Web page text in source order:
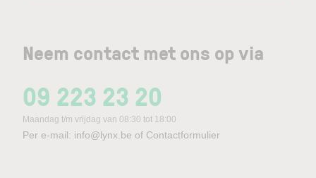
Neem contact met ons op via
09 223 23 20
Maandag t/m vrijdag van 08:30 tot 18:00
Per e-mail: info@lynx.be of Contactformulier